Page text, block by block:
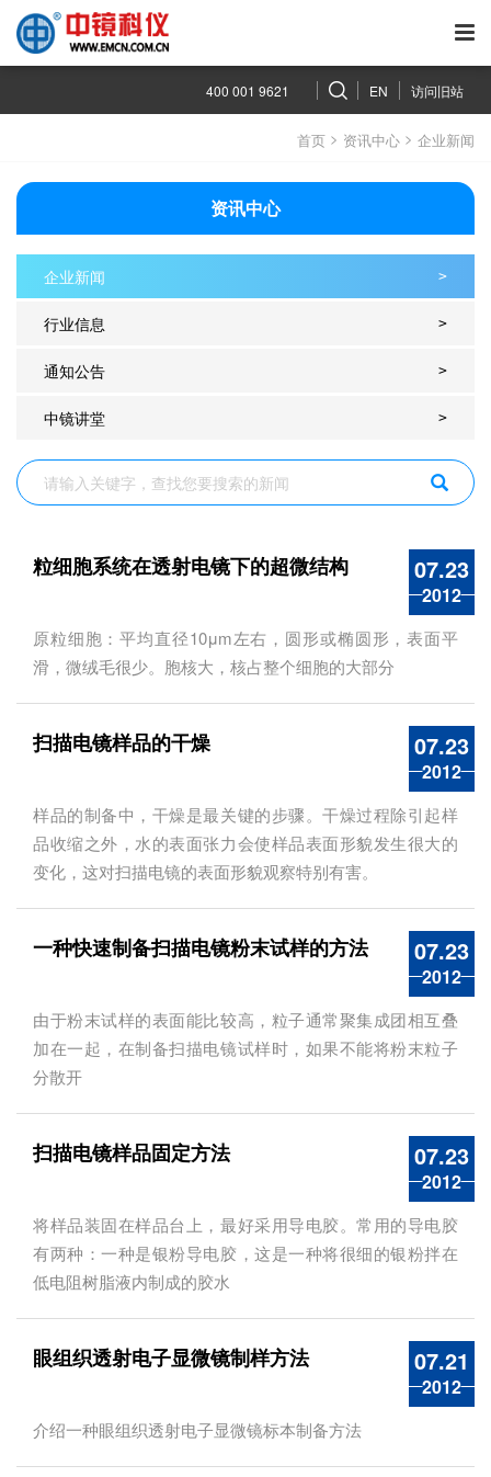
400 001 9621 EN 访问旧站
首页 > 资讯中心 > 企业新闻
资讯中心
企业新闻 >
行业信息 >
通知公告 >
中镜讲堂 >
07.23
2012
粒细胞系统在透射电镜下的超微结构
原粒细胞：平均直径10μm左右，圆形或椭圆形，表面平
滑，微绒毛很少。胞核大，核占整个细胞的大部分
07.23
2012
扫描电镜样品的干燥
样品的制备中，干燥是最关键的步骤。干燥过程除引起样
品收缩之外，水的表面张力会使样品表面形貌发生很大的
变化，这对扫描电镜的表面形貌观察特别有害。
07.23
2012
一种快速制备扫描电镜粉末试样的方法
由于粉末试样的表面能比较高，粒子通常聚集成团相互叠
加在一起，在制备扫描电镜试样时，如果不能将粉末粒子
分散开
07.23
2012
扫描电镜样品固定方法
将样品装固在样品台上，最好采用导电胶。常用的导电胶
有两种：一种是银粉导电胶，这是一种将很细的银粉拌在
低电阻树脂液内制成的胶水
07.21
2012
眼组织透射电子显微镜制样方法
介绍一种眼组织透射电子显微镜标本制备方法